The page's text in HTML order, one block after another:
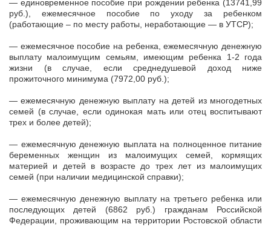
— единовременное пособие при рождении ребенка (13741,99
руб.), ежемесячное пособие по уходу за ребенком
(работающие – по месту работы, неработающие — в УТСР);
— ежемесячное пособие на ребенка, ежемесячную денежную
выплату малоимущим семьям, имеющим ребенка 1-2 года
жизни (в случае, если среднедушевой доход ниже
прожиточного минимума (7972,00 руб.);
— ежемесячную денежную выплату на детей из многодетных
семей (в случае, если одинокая мать или отец воспитывают
трех и более детей);
— ежемесячную денежную выплата на полноценное питание
беременных женщин из малоимущих семей, кормящих
материей и детей в возрасте до трех лет из малоимущих
семей (при наличии медицинской справки);
— ежемесячную денежную выплату на третьего ребенка или
последующих детей (6862 руб.) гражданам Российской
Федерации, проживающим на территории Ростовской области